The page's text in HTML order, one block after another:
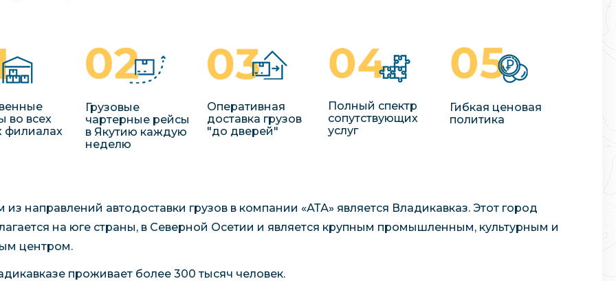
во всех
филиалах
Грузовые
чартерные рейсы
в Якутию каждую
неделю
Оперативная
доставка грузов
"до дверей"
Полный спектр
сопутствующих
услуг
Гибкая ценовая
политика
направлений автодоставки грузов в компании «АТА» является Владикавказ. Этот город
на юге страны, в Северной Осетии и является крупным промышленным, культурным и
центром.
проживает более 300 тысяч человек.